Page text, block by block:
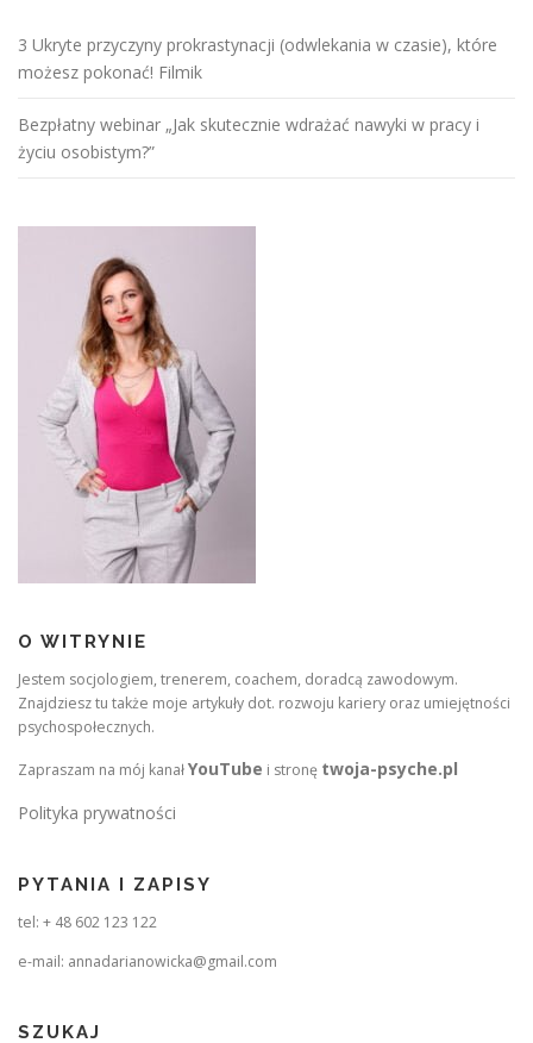
3 Ukryte przyczyny prokrastynacji (odwlekania w czasie), które
możesz pokonać! Filmik
Bezpłatny webinar „Jak skutecznie wdrażać nawyki w pracy i
życiu osobistym?”
O WITRYNIE
Jestem socjologiem, trenerem, coachem, doradcą zawodowym.
Znajdziesz tu także moje artykuły dot. rozwoju kariery oraz umiejętności
psychospołecznych.
Zapraszam na mój kanałYouTube i stronę twoja-psyche.pl
Polityka prywatności
PYTANIA I ZAPISY
tel: + 48 602 123 122
e-mail: annadarianowicka@gmail.com
SZUKAJ